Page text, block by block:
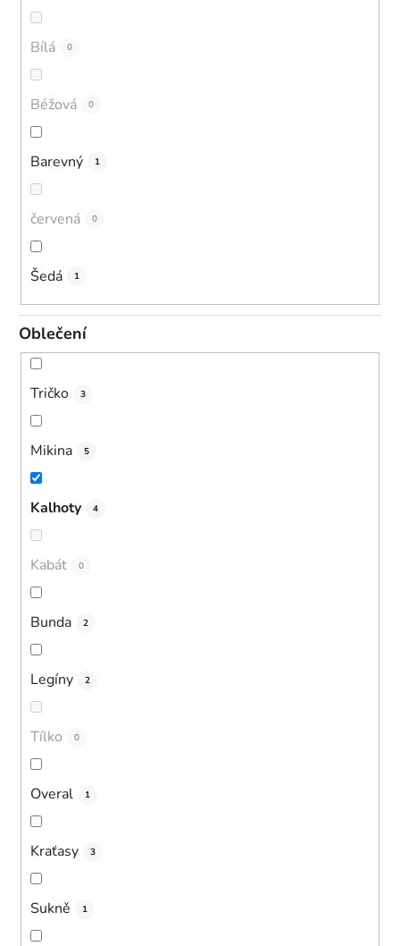
Bílá 0
Béžová 0
Barevný 1
červená 0
Šedá 1
Oblečení
Tričko 3
Mikina 5
Kalhoty 4
Kabát 0
Bunda 2
Legíny 2
Tílko 0
Overal 1
Kraťasy 3
Sukně 1